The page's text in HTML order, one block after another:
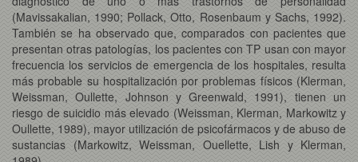
(Mavissakalian, 1990; Pollack, Otto, Rosenbaum y Sachs, 1992).
También se ha observado que, comparados con pacientes que
presentan otras patologías, los pacientes con TP usan con mayor
frecuencia los servicios de emergencia de los hospitales, resulta
más probable su hospitalización por problemas físicos (Klerman,
Weissman, Oullette, Johnson y Greenwald, 1991), tienen un
riesgo de suicidio más elevado (Weissman, Klerman, Markowitz y
Oullette, 1989), mayor utilización de psicofármacos y de abuso de
sustancias (Markowitz, Weissman, Ouellette, Lish y Klerman,